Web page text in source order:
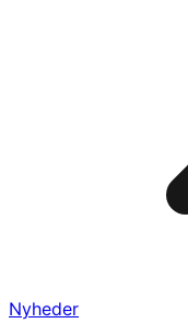
Nyheder